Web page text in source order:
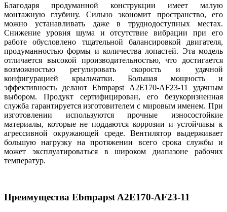
Благодаря продуманной конструкции имеет малую
монтажную глубину. Сильно экономит пространство, его
можно устанавливать даже в труднодоступных местах.
Снижение уровня шума и отсутствие вибрации при его
работе обусловлено тщательной балансировкой двигателя,
продуманностью формы и количества лопастей. Эта модель
отличается высокой производительностью, что достигается
возможностью регулировать скорость и удачной
конфигурацией крыльчатки. Большая мощность и
эффективность делают Ebmpapst A2E170-AF23-11 удачным
выбором. Продукт сертифицирован, его безукоризненная
служба гарантируется изготовителем с мировым именем. При
изготовлении используются прочные износостойкие
материалы, которые не поддаются коррозии и устойчивы к
агрессивной окружающей среде. Вентилятор выдерживает
большую нагрузку на протяжении всего срока службы и
может эксплуатироваться в широком диапазоне рабочих
температур.
Преимущества Ebmpapst A2E170-AF23-11